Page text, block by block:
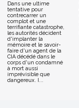
Dans une ultime
tentative pour
contrecarrer un
complot et une
terrifiante catastrophe,
les autorités décident
d'implanter la
mémoire et le savoir-
faire d'un agent de la
CIA décédé dans le
corps d'un condamné
à mort aussi
imprévisible que
dangereux. I...